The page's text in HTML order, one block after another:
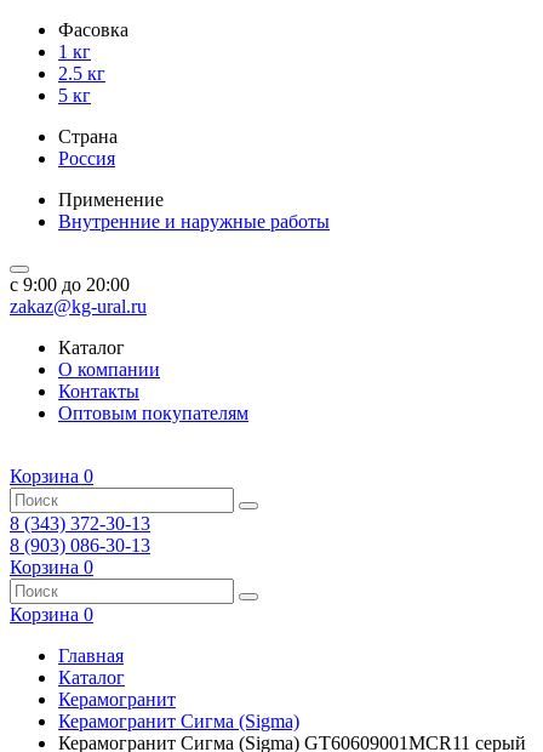
Фасовка
1 кг
2.5 кг
5 кг
Страна
Россия
Применение
Внутренние и наружные работы
c 9:00 до 20:00
zakaz@kg-ural.ru
Каталог
О компании
Контакты
Оптовым покупателям
Корзина 0
8 (343) 372-30-13
8 (903) 086-30-13
Корзина 0
Корзина 0
Главная
Каталог
Керамогранит
Керамогранит Сигма (Sigma)
Керамогранит Сигма (Sigma) GT60609001MCR11 серый